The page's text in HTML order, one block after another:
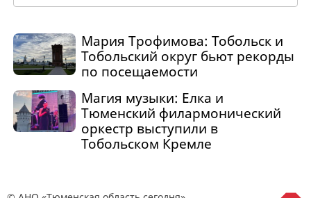
Мария Трофимова: Тобольск и
Тобольский округ бьют рекорды
по посещаемости
Магия музыки: Елка и
Тюменский филармонический
оркестр выступили в
Тобольском Кремле